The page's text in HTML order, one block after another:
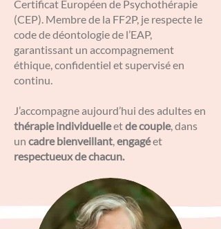
Certificat Européen de Psychothérapie
(CEP). Membre de la FF2P, je respecte le
code de déontologie de l’EAP,
garantissant un accompagnement
éthique, confidentiel et supervisé en
continu.
J’accompagne aujourd’hui des adultes en
thérapie individuelleetde couple, dans
un cadre bienveillant,engagéet
respectueux de chacun.